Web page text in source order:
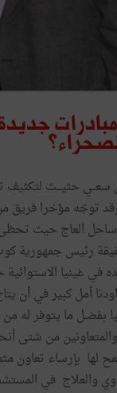
جديدة
سعــي حثيـــث
توجّه مؤخرا فريق
العاج حيث تحظى
رئيس جمهورية كوت
في غينيا
أمل كبير في أن
بفضـل ما يتوفر
من شتى
لها بإرساء تعاون
والعلاج في